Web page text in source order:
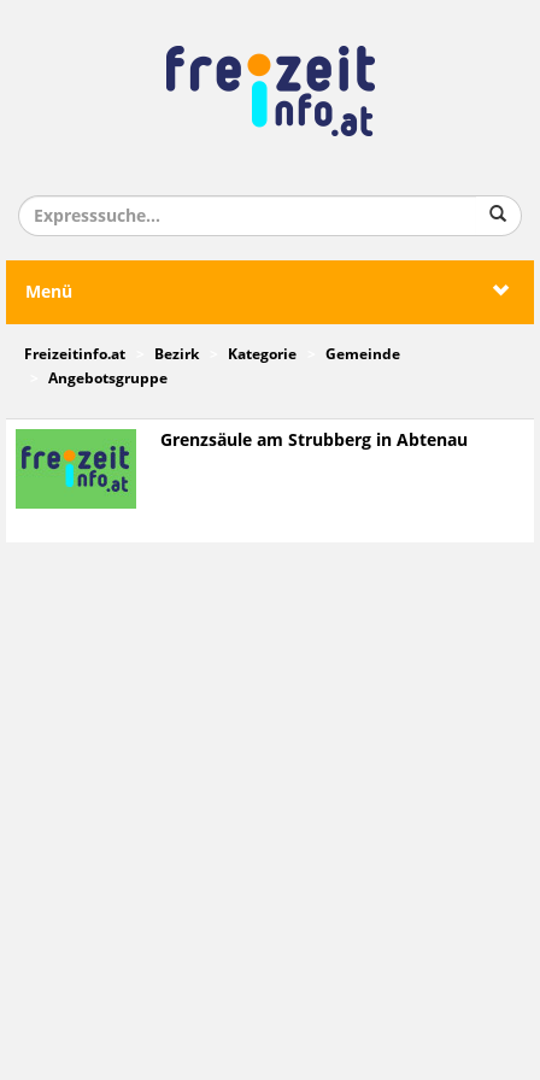
Menü
Freizeitinfo.at Bezirk Kategorie
Gemeinde
Angebotsgruppe
Grenzsäule am Strubberg in Abtenau